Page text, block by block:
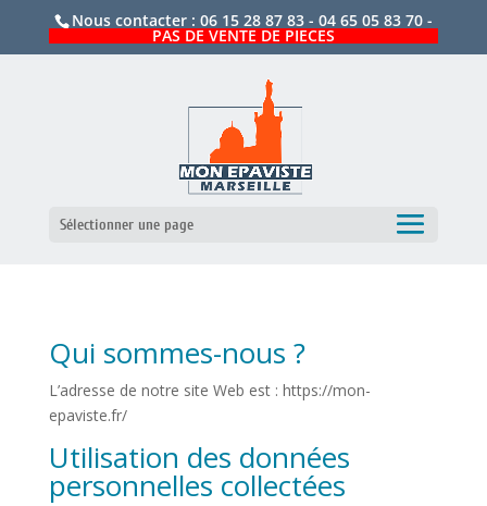
Nous contacter : 06 15 28 87 83- 04 65 05 83 70-
PAS DE VENTE DE PIECES
Sélectionner une page
Qui sommes-nous ?
L’adresse de notre site Web est : https://mon-
epaviste.fr/
Utilisation des données
personnelles collectées